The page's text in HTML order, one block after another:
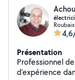
Présentation
Professionnel
d'expérience